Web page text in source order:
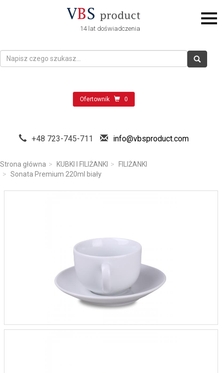
14 lat doświadczenia
Ofertownik 0
+48 723-745-711 info@vbsproduct.com
Strona główna KUBKI I FILIŻANKI
FILIŻANKI
Sonata Premium 220ml biały